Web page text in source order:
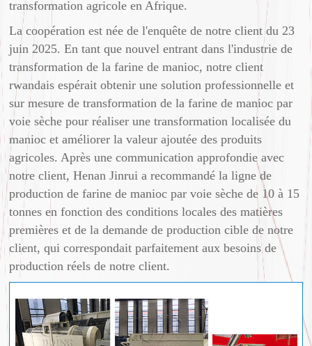
transformation agricole en Afrique.
La coopération est née de l'enquête de notre client du 23
juin 2025. En tant que nouvel entrant dans l'industrie de
transformation de la farine de manioc, notre client
rwandais espérait obtenir une solution professionnelle et
sur mesure de transformation de la farine de manioc par
voie sèche pour réaliser une transformation localisée du
manioc et améliorer la valeur ajoutée des produits
agricoles. Après une communication approfondie avec
notre client, Henan Jinrui a recommandé la ligne de
production de farine de manioc par voie sèche de 10 à 15
tonnes en fonction des conditions locales des matières
premières et de la demande de production cible de notre
client, qui correspondait parfaitement aux besoins de
production réels de notre client.